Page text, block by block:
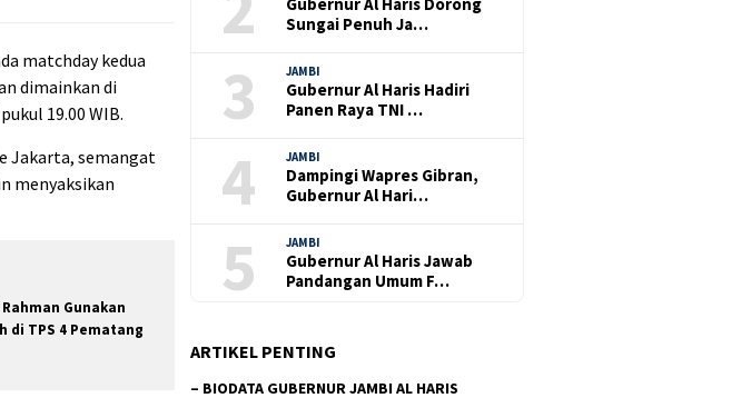
matchday kedua
dimainkan di
19.00 WIB.
Jakarta, semangat
menyaksikan
Rahman Gunakan
di TPS 4 Pematang
Sungai Penuh Ja…
3 JAMBI
Gubernur Al Haris Hadiri
Panen Raya TNI …
4 JAMBI
Dampingi Wapres Gibran,
Gubernur Al Hari…
5 JAMBI
Gubernur Al Haris Jawab
Pandangan Umum F…
ARTIKEL PENTING
– BIODATA GUBERNUR JAMBI AL HARIS